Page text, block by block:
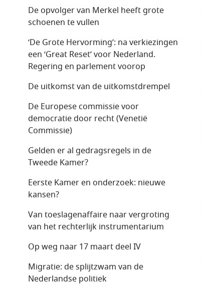
De opvolger van Merkel heeft grote
schoenen te vullen
‘De Grote Hervorming’: na verkiezingen
een ‘Great Reset’ voor Nederland.
Regering en parlement voorop
De uitkomst van de uitkomstdrempel
De Europese commissie voor
democratie door recht (Venetië
Commissie)
Gelden er al gedragsregels in de
Tweede Kamer?
Eerste Kamer en onderzoek: nieuwe
kansen?
Van toeslagenaffaire naar vergroting
van het rechterlijk instrumentarium
Op weg naar 17 maart deel IV
Migratie: de splijtzwam van de
Nederlandse politiek